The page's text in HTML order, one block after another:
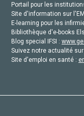
Portail pour les
Site d'information sur
E-learning pour les
Bibliothèque d'e-books
Blog special IFSI :
Suivez notre actualité
Site d'emploi en santé :